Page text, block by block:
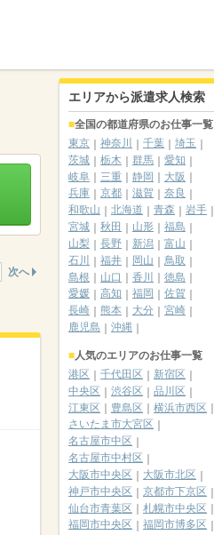
次へ
エリアから派遣求人検索
全国の都道府県のお仕事一覧
東京
神奈川 千葉
埼玉
茨城
栃木 群馬
愛知
岐阜
三重 静岡
大阪
兵庫
京都 滋賀
奈良
和歌山
北海道 青森
岩手
宮城
秋田 山形
福島
山梨
長野 新潟
富山
石川
福井 岡山
鳥取
島根
山口 香川
徳島
愛媛
高知 福岡
佐賀
長崎
熊本 大分
宮崎
鹿児島
沖縄
人気のエリアのお仕事一覧
港区
千代田区
新宿区
中央区
渋谷区
品川区
江東区
豊島区
横浜市西区
さいたま市大宮区
名古屋市中区
名古屋市中村区
大阪市中央区
大阪市北区
神戸市中央区
京都市下京区
仙台市青葉区
札幌市中央区
福岡市中央区
福岡市博多区